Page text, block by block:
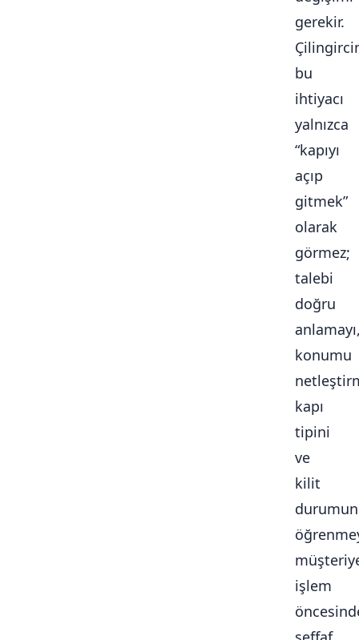
gerekir.
bu
ihtiyacı
yalnızca
“kapıyı
açıp
gitmek”
olarak
görmez;
talebi
doğru
konumu
kapı
tipini
ve
kilit
işlem